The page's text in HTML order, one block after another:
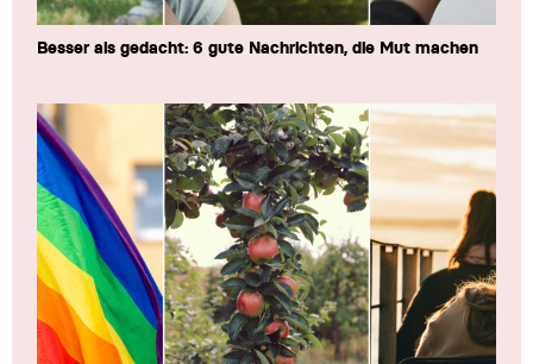
Besser als gedacht: 6 gute Nachrichten, die Mut machen